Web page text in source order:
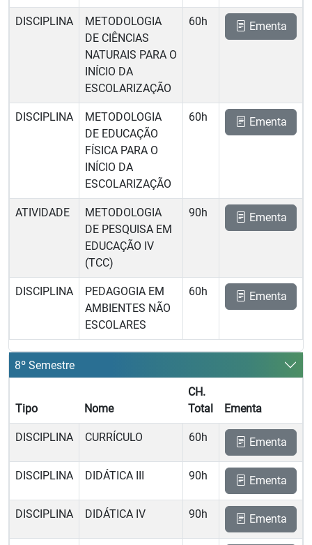
DISCIPLINA
METODOLOGIA
DE CIÊNCIAS
NATURAIS PARA O
INÍCIO DA
ESCOLARIZAÇÃO
60h Ementa
DISCIPLINA
METODOLOGIA
DE EDUCAÇÃO
FÍSICA PARA O
INÍCIO DA
ESCOLARIZAÇÃO
60h Ementa
ATIVIDADE
METODOLOGIA
DE PESQUISA EM
EDUCAÇÃO IV
(TCC)
90h Ementa
DISCIPLINA
PEDAGOGIA EM
AMBIENTES NÃO
ESCOLARES
60h Ementa
8º Semestre
Tipo Nome
CH.
Total
Ementa
DISCIPLINA CURRÍCULO 60h Ementa
DISCIPLINA DIDÁTICA III 90h Ementa
DISCIPLINA DIDÁTICA IV 90h Ementa